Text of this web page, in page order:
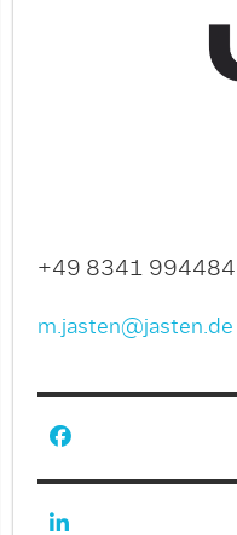
+49 8341 994484
m.jasten@jasten.de